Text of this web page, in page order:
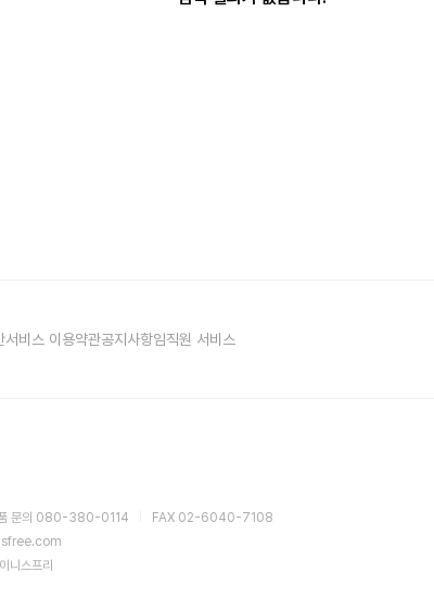
문의 080-380-0114
FAX 02-6040-7108
니스프리
서비스 이용약관공지사항임직원 서비스